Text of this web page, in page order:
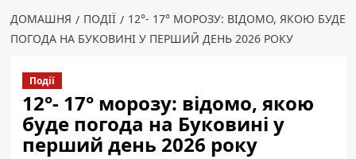
ДОМАШНЯ ПОДІЇ
12°- 17° МОРОЗУ: ВІДОМО, ЯКОЮ БУДЕ
ПОГОДА НА БУКОВИНІ У ПЕРШИЙ ДЕНЬ 2026 РОКУ
Події
12°- 17° морозу: відомо, якою
буде погода на Буковині у
перший день 2026 року